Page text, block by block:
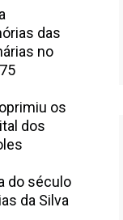
das
no
os
dos
do século
da Silva